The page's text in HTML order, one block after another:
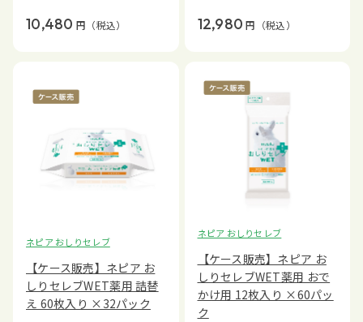
10,480 円 （税込） 12,980 円 （税込）
ネピア おしりセレブ
【ケース販売】ネピア お
しりセレブWET薬用 詰替
え 60枚入り ×32パック
ネピア おしりセレブ
【ケース販売】ネピア お
しりセレブWET薬用 おで
かけ用 12枚入り ×60パッ
ク